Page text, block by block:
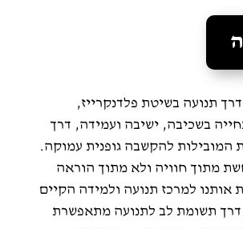
תנועה בשיטת פלדנקרייז,
בשכיבה, ישיבה ועמידה, דרך
המובילות להקשבה גופנית עמוקה.
מתוך חוויה ולא מתוך הוראה
אותנו למרכז תנועה ולמידה הקיים
דרך תשומת לב לתנועה מתאפשרת